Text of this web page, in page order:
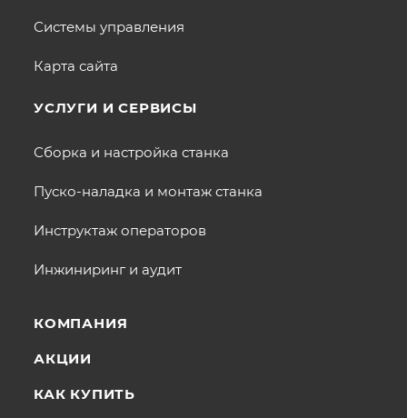
Системы управления
Карта сайта
УСЛУГИ И СЕРВИСЫ
Сборка и настройка станка
Пуско-наладка и монтаж станка
Инструктаж операторов
Инжиниринг и аудит
КОМПАНИЯ
АКЦИИ
КАК КУПИТЬ